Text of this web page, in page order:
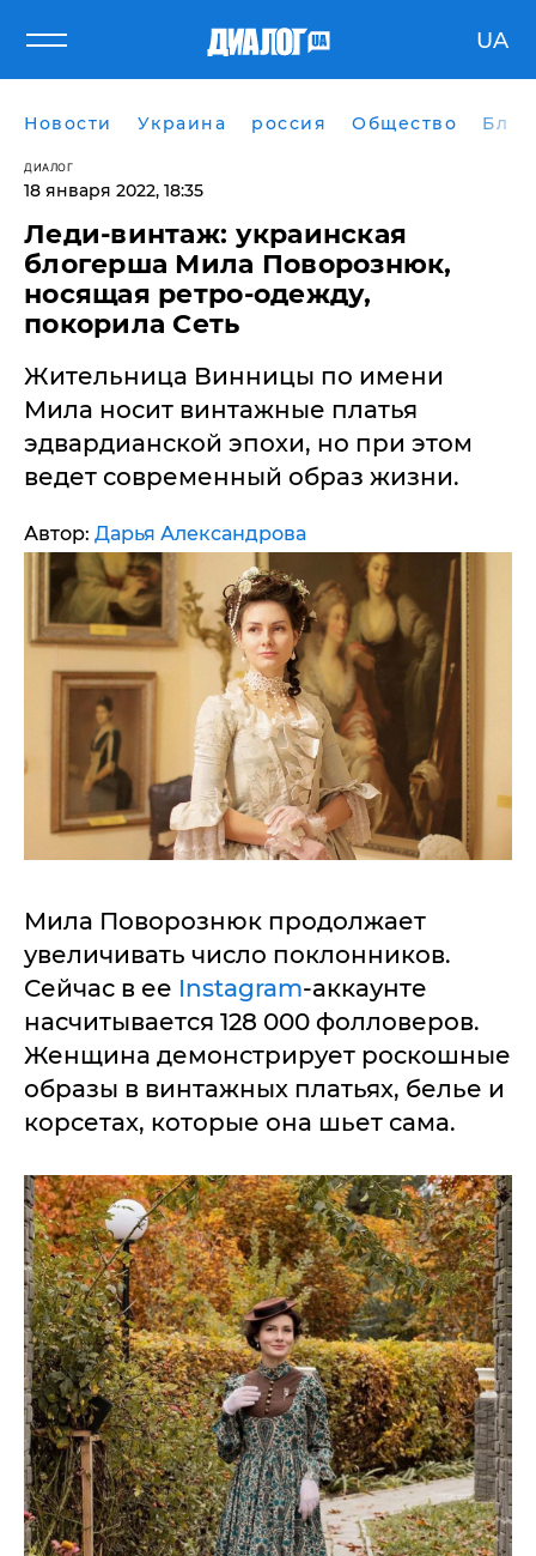
UA
Новости Украина россия Общество
ДИАЛОГ
18 января 2022, 18:35
Леди-винтаж: украинская
блогерша Мила Поворознюк,
носящая ретро-одежду,
покорила Сеть
Жительница Винницы по имени
Мила носит винтажные платья
эдвардианской эпохи, но при этом
ведет современный образ жизни.
Автор: Дарья Александрова
Мила Поворознюк продолжает
увеличивать число поклонников.
Сейчас в ее Instagram-аккаунте
насчитывается 128 000 фолловеров.
Женщина демонстрирует роскошные
образы в винтажных платьях, белье и
корсетах, которые она шьет сама.